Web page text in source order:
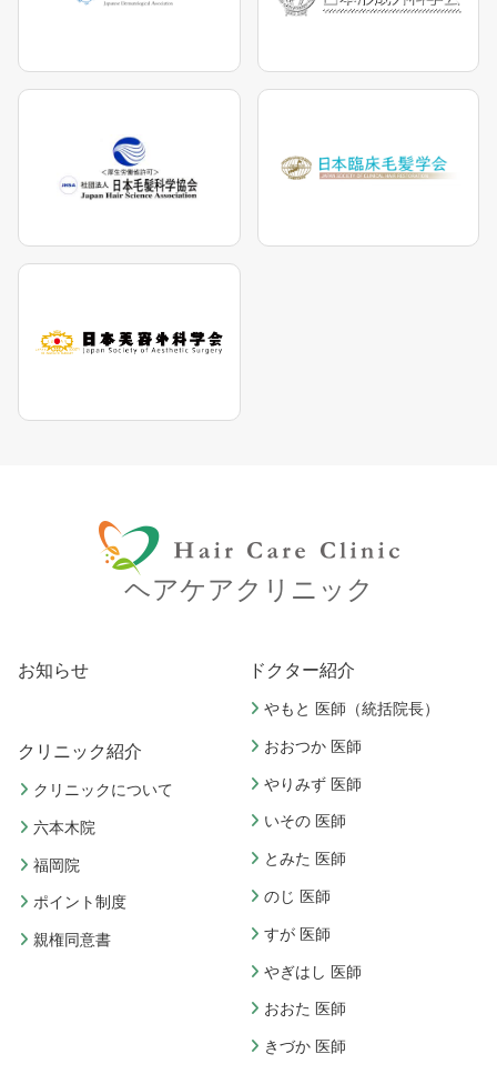
ヘアケアクリニック
お知らせ
クリニック紹介
クリニックについて
六本木院
福岡院
ポイント制度
親権同意書
ドクター紹介
やもと 医師（統括院長）
おおつか 医師
やりみず 医師
いその 医師
とみた 医師
のじ 医師
すが 医師
やぎはし 医師
おおた 医師
きづか 医師